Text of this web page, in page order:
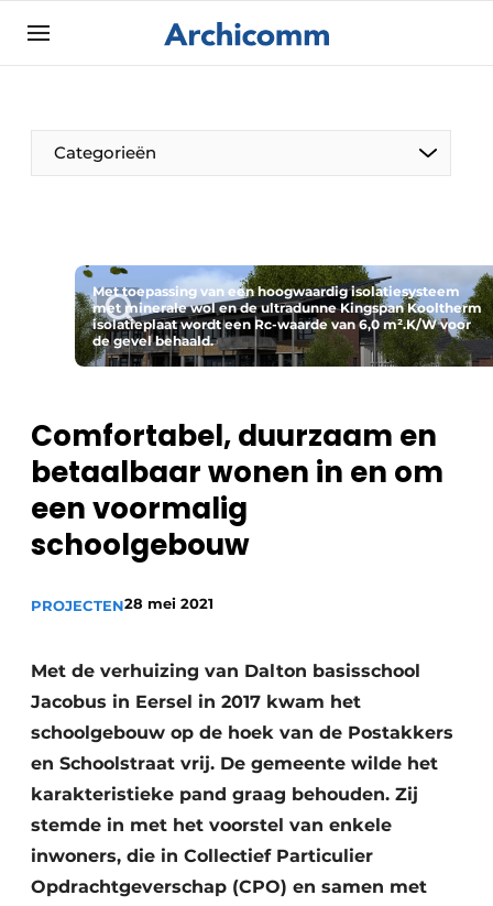
Aanmelden
ArchiComm | Magazine over architectuur,
interieur- & landschapsarchitectuur
Nieuwsbrief
Podcasts
Privacy / Cookie statement
Vacatures
Video’s
Categorieën
De Pen
Architect Aan het Woord
Met toepassing van een hoogwaardig isolatiesysteem
met minerale wol en de ultradunne Kingspan Kooltherm
isolatieplaat wordt een Rc-waarde van 6,0 m².K/W voor
de gevel behaald.
Comfortabel, duurzaam en
betaalbaar wonen in en om
een voormalig
schoolgebouw
PROJECTEN28 mei 2021
Met de verhuizing van Dalton basisschool
Jacobus in Eersel in 2017 kwam het
schoolgebouw op de hoek van de Postakkers
en Schoolstraat vrij. De gemeente wilde het
karakteristieke pand graag behouden. Zij
stemde in met het voorstel van enkele
inwoners, die in Collectief Particulier
Opdrachtgeverschap (CPO) en samen met